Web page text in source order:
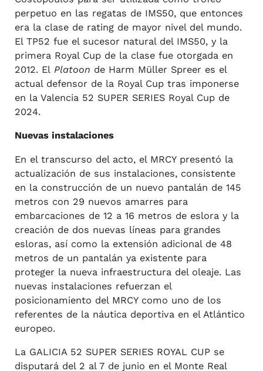
perpetuo en las regatas de IMS50, que entonces
era la clase de rating de mayor nivel del mundo.
El TP52 fue el sucesor natural del IMS50, y la
primera Royal Cup de la clase fue otorgada en
2012. El Platoon de Harm Müller Spreer es el
actual defensor de la Royal Cup tras imponerse
en la Valencia 52 SUPER SERIES Royal Cup de
2024.
Nuevas instalaciones
En el transcurso del acto, el MRCY presentó la
actualización de sus instalaciones, consistente
en la construcción de un nuevo pantalán de 145
metros con 29 nuevos amarres para
embarcaciones de 12 a 16 metros de eslora y la
creación de dos nuevas líneas para grandes
esloras, así como la extensión adicional de 48
metros de un pantalán ya existente para
proteger la nueva infraestructura del oleaje. Las
nuevas instalaciones refuerzan el
posicionamiento del MRCY como uno de los
referentes de la náutica deportiva en el Atlántico
europeo.
La GALICIA 52 SUPER SERIES ROYAL CUP se
disputará del 2 al 7 de junio en el Monte Real